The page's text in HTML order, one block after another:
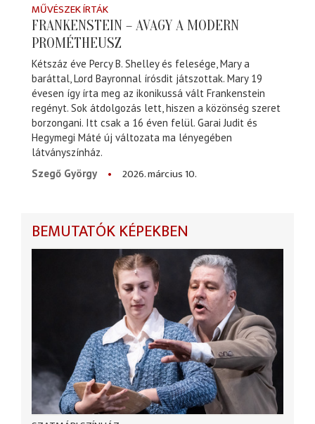
MŰVÉSZEK ÍRTÁK
FRANKENSTEIN – AVAGY A MODERN
PROMÉTHEUSZ
Kétszáz éve Percy B. Shelley és felesége, Mary a
baráttal, Lord Bayronnal írósdit játszottak. Mary 19
évesen így írta meg az ikonikussá vált Frankenstein
regényt. Sok átdolgozás lett, hiszen a közönség szeret
borzongani. Itt csak a 16 éven felül. Garai Judit és
Hegymegi Máté új változata ma lényegében
látványszínház.
Szegő György
2026. március 10.
BEMUTATÓK KÉPEKBEN